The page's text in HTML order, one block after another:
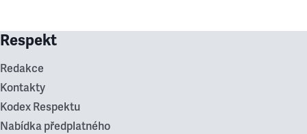
Respekt
Redakce
Kontakty
Kodex Respektu
Nabídka předplatného